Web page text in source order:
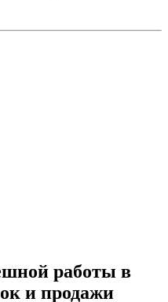
работы в
и продажи